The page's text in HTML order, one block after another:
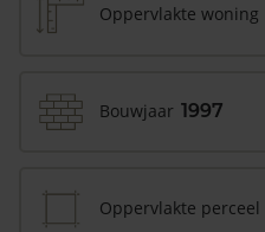
Oppervlakte woning
Bouwjaar 1997
Oppervlakte perceel